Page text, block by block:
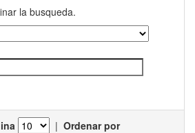
la busqueda.
| Ordenar por